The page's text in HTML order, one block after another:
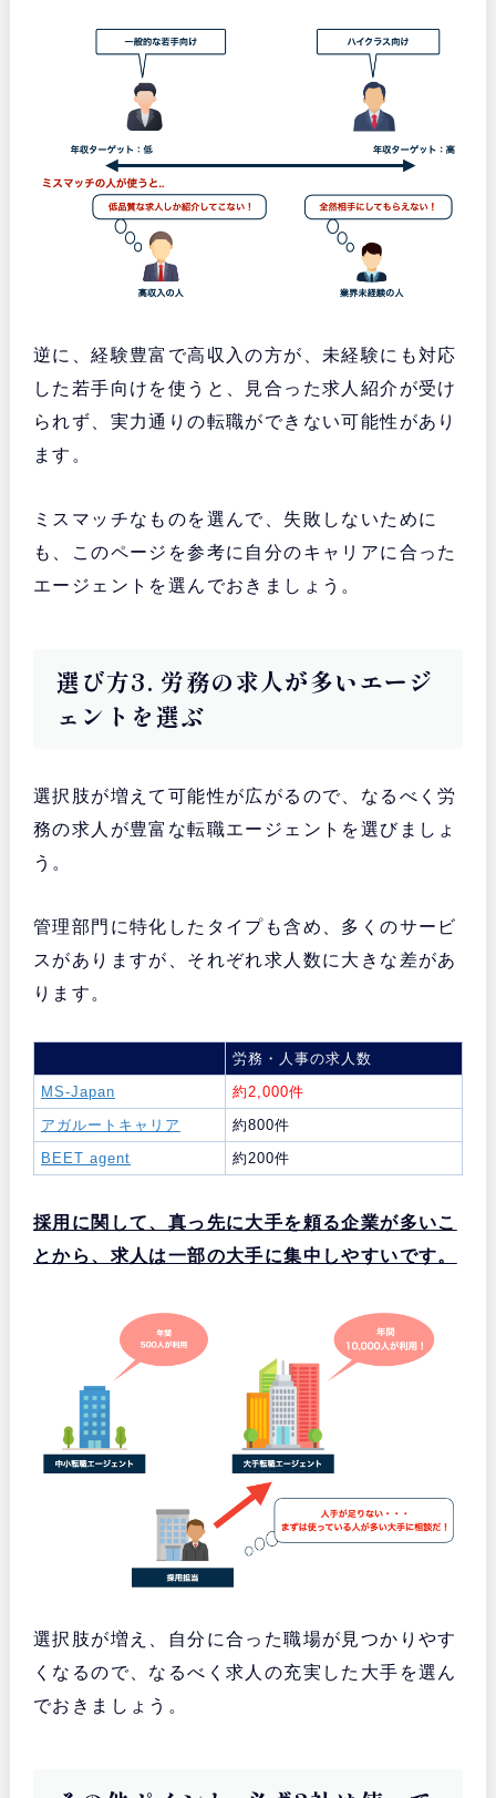
逆に、経験豊富で高収入の方が、未経験にも対応
した若手向けを使うと、見合った求人紹介が受け
られず、実力通りの転職ができない可能性があり
ます。
ミスマッチなものを選んで、失敗しないために
も、このページを参考に自分のキャリアに合った
エージェントを選んでおきましょう。
選び方3. 労務の求人が多いエージ
ェントを選ぶ
選択肢が増えて可能性が広がるので、なるべく労
務の求人が豊富な転職エージェントを選びましょ
う。
管理部門に特化したタイプも含め、多くのサービ
スがありますが、それぞれ求人数に大きな差があ
ります。
労務・人事の求人数
MS-Japan
約2,000件
アガルートキャリア
約800件
BEET agent
約200件
採用に関して、真っ先に大手を頼る企業が多いこ
とから、求人は一部の大手に集中しやすいです。
選択肢が増え、自分に合った職場が見つかりやす
くなるので、なるべく求人の充実した大手を選ん
でおきましょう。